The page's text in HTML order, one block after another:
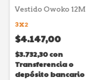
Vestido Owoko 12M
3X2
$4.147,00
$3.732,30con
Transferencia o
depósito bancario